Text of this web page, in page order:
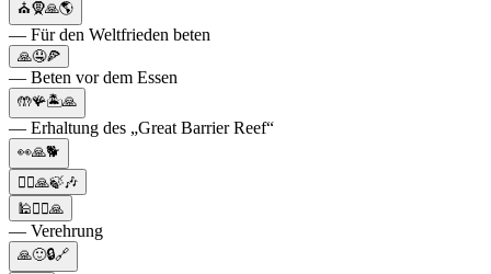
⛪🧕🙏🌎
— Für den Weltfrieden beten
🙏🤤🍕
— Beten vor dem Essen
🤲🪸🏝🙏
— Erhaltung des „Great Barrier Reef“
👀🙏🐕
🧘‍♂️🙏🍃🎶
🕌🧎‍♀️🙏
— Verehrung
🙏🙂🔒🔗